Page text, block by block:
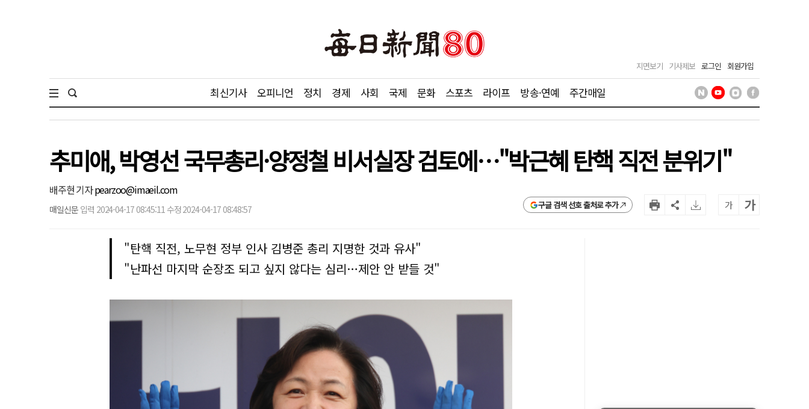
지면보기 기사제보 로그인 회원가입
최신기사 오피니언 정치 경제 사회 국제 문화 스포츠 라이프 방송·연예 주간매일
추미애, 박영선 국무총리·양정철 비서실장 검토에…"박근혜 탄핵 직전 분위기"
배주현 기자pearzoo@imaeil.com
매일신문 입력 2024-04-17 08:45:11 수정 2024-04-17 08:48:57 구글 검색 선호 출처로 추가 가 가
"탄핵 직전, 노무현 정부 인사 김병준 총리 지명한 것과 유사"
"난파선 마지막 순장조 되고 싶지 않다는 심리…제안 안 받들 것"